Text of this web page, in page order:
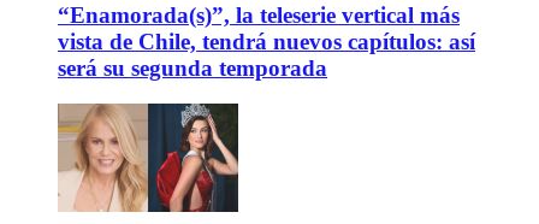
“Enamorada(s)”, la teleserie vertical más
vista de Chile, tendrá nuevos capítulos: así
será su segunda temporada